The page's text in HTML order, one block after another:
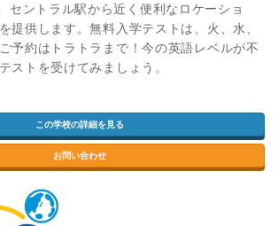
ントラル駅から近く便利なロケーショ
提供します。無料入学テストは、火、水、
予約はトラトラまで！今の英語レベルが不
ストを受けてみましょう。
この学校の詳細を見る
お問い合わせ